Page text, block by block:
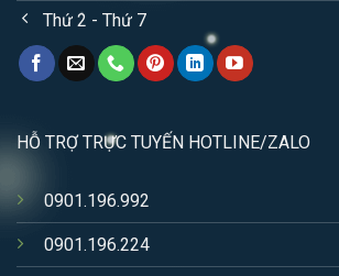
Thứ 2 - Thứ 7
HỖ TRỢ TRỰC TUYẾN HOTLINE/ZALO
0901.196.992
0901.196.224